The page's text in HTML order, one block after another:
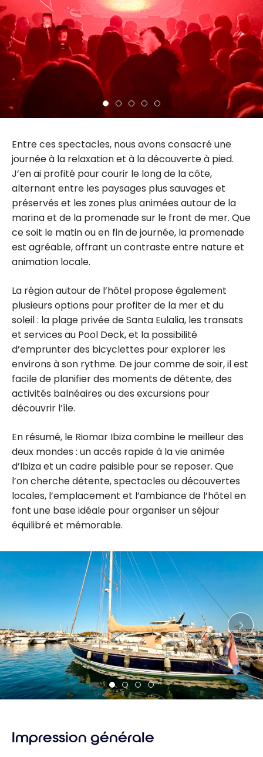
Entre ces spectacles, nous avons consacré une
journée à la relaxation et à la découverte à pied.
J’en ai profité pour courir le long de la côte,
alternant entre les paysages plus sauvages et
préservés et les zones plus animées autour de la
marina et de la promenade sur le front de mer. Que
ce soit le matin ou en fin de journée, la promenade
est agréable, offrant un contraste entre nature et
animation locale.
La région autour de l’hôtel propose également
plusieurs options pour profiter de la mer et du
soleil : la plage privée de Santa Eulalia, les transats
et services au Pool Deck, et la possibilité
d’emprunter des bicyclettes pour explorer les
environs à son rythme. De jour comme de soir, il est
facile de planifier des moments de détente, des
activités balnéaires ou des excursions pour
découvrir l’île.
En résumé, le Riomar Ibiza combine le meilleur des
deux mondes : un accès rapide à la vie animée
d’Ibiza et un cadre paisible pour se reposer. Que
l’on cherche détente, spectacles ou découvertes
locales, l’emplacement et l’ambiance de l’hôtel en
font une base idéale pour organiser un séjour
équilibré et mémorable.
Impression générale